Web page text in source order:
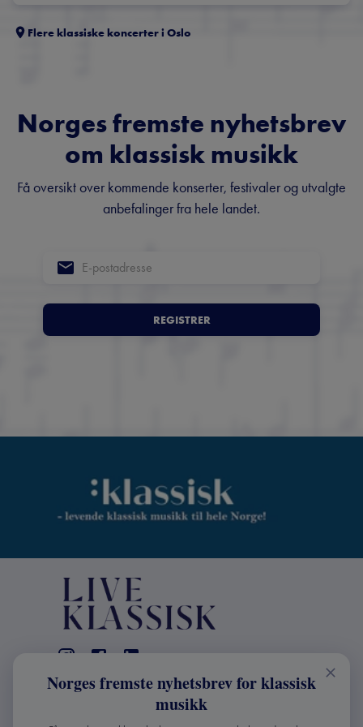
Flere klassiske koncerter i Oslo
Norges fremste nyhetsbrev
om klassisk musikk
Få oversikt over kommende konserter, festivaler og utvalgte
anbefalinger fra hele landet.
REGISTRER
KONTAKT
Live Klassisk: +47 98670803
Norges fremste nyhetsbrev for klassisk
musikk